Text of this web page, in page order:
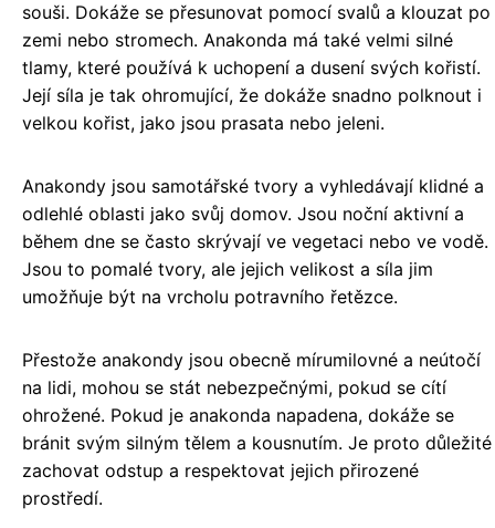
souši. Dokáže se přesunovat pomocí svalů a klouzat po
zemi nebo stromech. Anakonda má také velmi silné
tlamy, které používá k uchopení a dusení svých kořistí.
Její síla je tak ohromující, že dokáže snadno polknout i
velkou kořist, jako jsou prasata nebo jeleni.
Anakondy jsou samotářské tvory a vyhledávají klidné a
odlehlé oblasti jako svůj domov. Jsou noční aktivní a
během dne se často skrývají ve vegetaci nebo ve vodě.
Jsou to pomalé tvory, ale jejich velikost a síla jim
umožňuje být na vrcholu potravního řetězce.
Přestože anakondy jsou obecně mírumilovné a neútočí
na lidi, mohou se stát nebezpečnými, pokud se cítí
ohrožené. Pokud je anakonda napadena, dokáže se
bránit svým silným tělem a kousnutím. Je proto důležité
zachovat odstup a respektovat jejich přirozené
prostředí.